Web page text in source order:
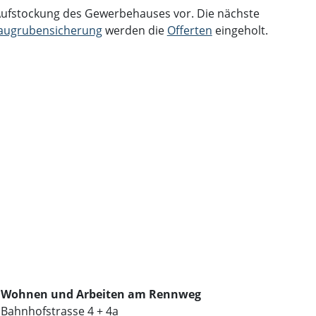
des Gewerbehauses vor. Die nächste
werden die Offerten eingeholt.
Wohnen und Arbeiten am Rennweg
Bahnhofstrasse 4 + 4a